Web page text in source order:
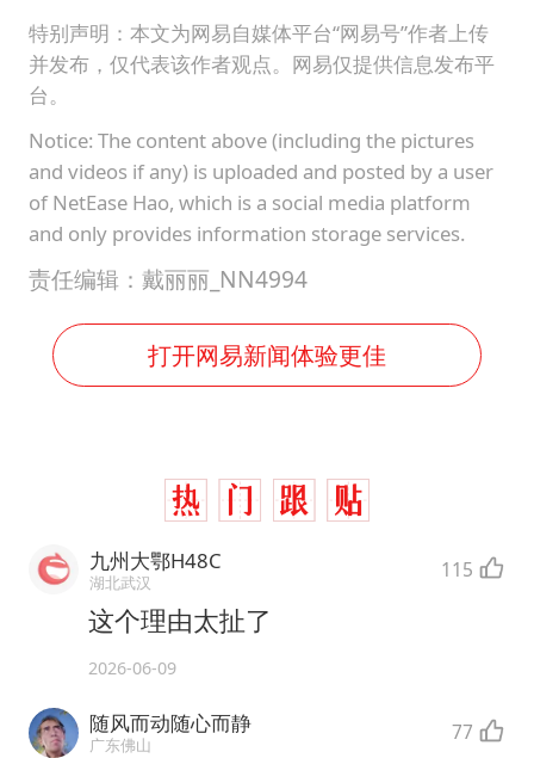
特别声明：本文为网易自媒体平台“网易号”作者上传
并发布，仅代表该作者观点。网易仅提供信息发布平
台。
Notice: The content above (including the pictures
and videos if any) is uploaded and posted by a user
of NetEase Hao, which is a social media platform
and only provides information storage services.
责任编辑：戴丽丽_NN4994
打开网易新闻体验更佳
九州大鄂H48C
湖北武汉 115
这个理由太扯了
2026-06-09
随风而动随心而静
广东佛山 77